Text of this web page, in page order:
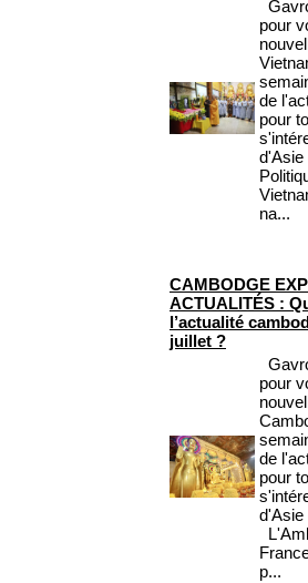
pour
de
pour
d'Asie
na...
CAMBODGE
ACTUALITÉS :
l’actualité
juillet ?
pour
de
pour
p...